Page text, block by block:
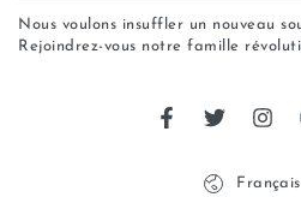
Nous voulons insuffler un nouveau
Rejoindrez-vous notre famille
Français